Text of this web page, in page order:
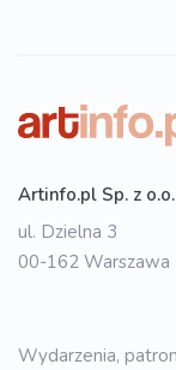
Artinfo.pl Sp. z o.o.
ul. Dzielna 3
00-162 Warszawa
Wydarzenia,